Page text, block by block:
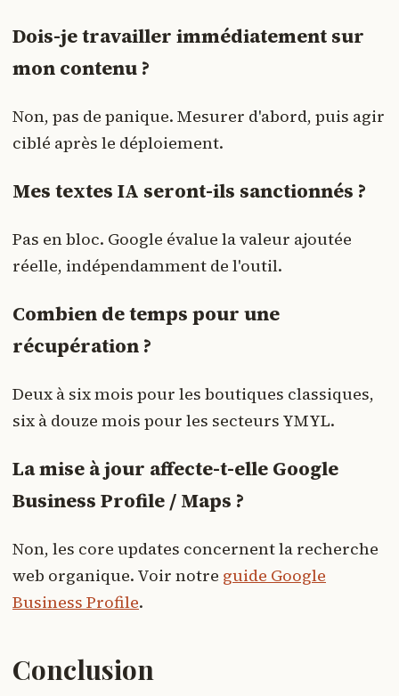
Dois-je travailler immédiatement sur
mon contenu ?
Non, pas de panique. Mesurer d'abord, puis agir
ciblé après le déploiement.
Mes textes IA seront-ils sanctionnés ?
Pas en bloc. Google évalue la valeur ajoutée
réelle, indépendamment de l'outil.
Combien de temps pour une
récupération ?
Deux à six mois pour les boutiques classiques,
six à douze mois pour les secteurs YMYL.
La mise à jour affecte-t-elle Google
Business Profile / Maps ?
Non, les core updates concernent la recherche
web organique. Voir notre guide Google
Business Profile.
Conclusion